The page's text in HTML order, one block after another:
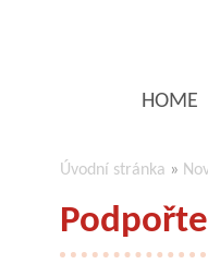
HOME
Úvodní stránka »